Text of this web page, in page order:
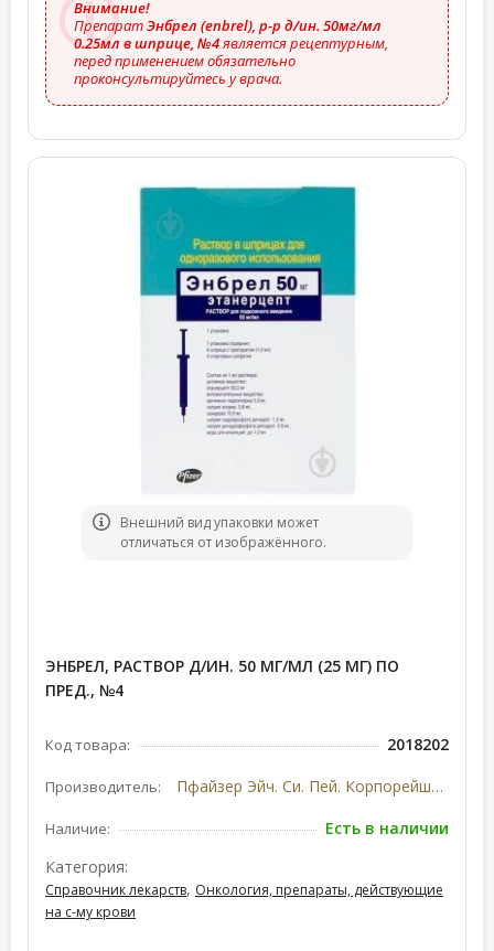
Внимание!
ПрепаратЭнбрел (enbrel), р-р д/ин. 50мг/мл
0.25мл в шприце, №4является рецептурным,
перед применением обязательно
проконсультируйтесь у врача.
Bнешний вид упаковки может
отличаться от изображённого.
ЭНБРЕЛ, РАСТВОР Д/ИН. 50 МГ/МЛ (25 МГ) ПО
ПРЕД., №4
Код товара: 2018202
Производитель: Пфайзер Эйч. Си. Пей. Корпорейшн, США
Наличие:
Есть в наличии
Категория:
Справочник лекарств, Онкология, препараты, действующие
на с-му крови